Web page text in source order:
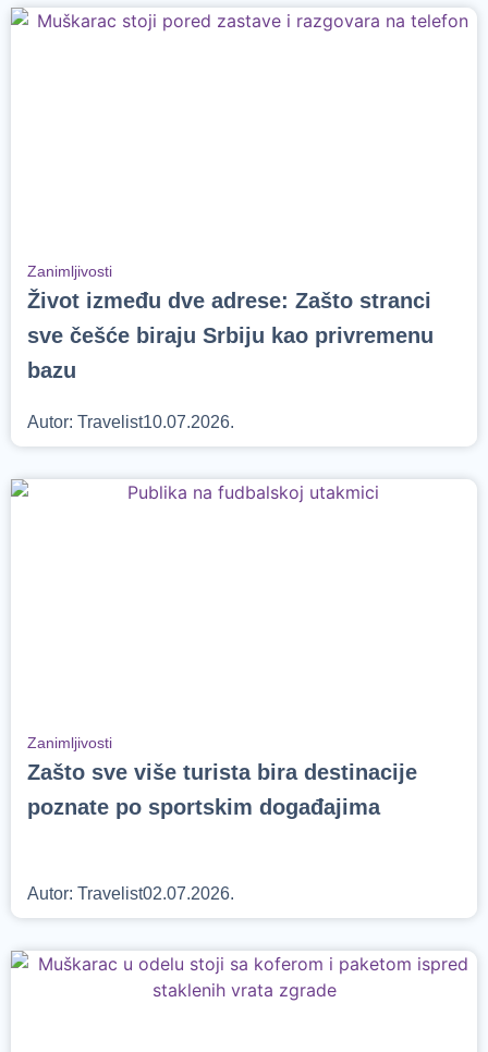
Zanimljivosti
Život između dve adrese: Zašto stranci
sve češće biraju Srbiju kao privremenu
bazu
Autor: Travelist10.07.2026.
Zanimljivosti
Zašto sve više turista bira destinacije
poznate po sportskim događajima
Autor: Travelist02.07.2026.